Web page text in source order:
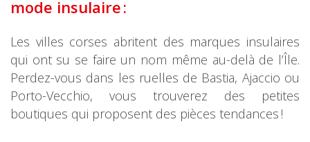
mode insulaire :
Les villes corses abritent des marques insulaires
qui ont su se faire un nom même au-delà de l’Île.
Perdez-vous dans les ruelles de Bastia, Ajaccio ou
Porto-Vecchio, vous trouverez des petites
boutiques qui proposent des pièces tendances !